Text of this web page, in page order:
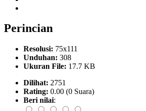
Perincian
Resolusi: 75x111
Unduhan: 308
Ukuran File: 17.7 KB
Dilihat: 2751
Rating: 0.00 (0 Suara)
Beri nilai: